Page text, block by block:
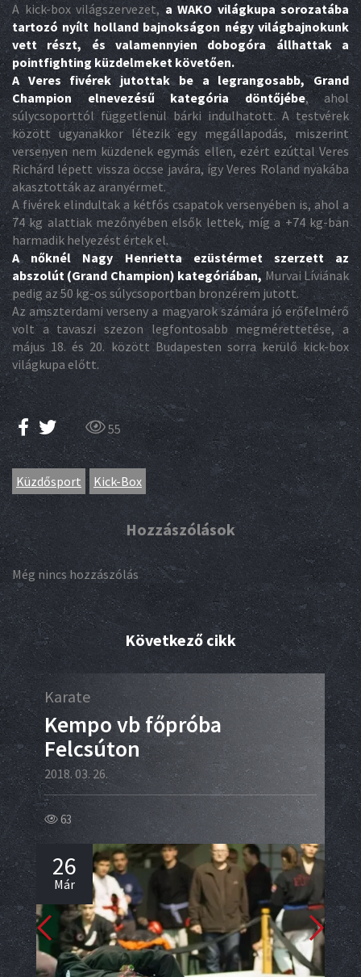
A kick-box világszervezet, a WAKO világkupa sorozatába
tartozó nyílt holland bajnokságon négy világbajnokunk
vett részt, és valamennyien dobogóra állhattak a
pointfighting küzdelmeket követően.
A Veres fivérek jutottak be a legrangosabb, Grand
Champion elnevezésű kategória döntőjébe, ahol
súlycsoporttól függetlenül bárki indulhatott. A testvérek
között ugyanakkor létezik egy megállapodás, miszerint
versenyen nem küzdenek egymás ellen, ezért ezúttal Veres
Richárd lépett vissza öccse javára, így Veres Roland nyakába
akasztották az aranyérmet.
A fivérek elindultak a kétfős csapatok versenyében is, ahol a
74 kg alattiak mezőnyében elsők lettek, míg a +74 kg-ban
harmadik helyezést értek el.
A nőknél Nagy Henrietta ezüstérmet szerzett az
abszolút (Grand Champion) kategóriában, Murvai Líviának
pedig az 50 kg-os súlycsoportban bronzérem jutott.
Az amszterdami verseny a magyarok számára jó erőfelmérő
volt a tavaszi szezon legfontosabb megmérettetése, a
május 18. és 20. között Budapesten sorra kerülő kick-box
világkupa előtt.
55
Küzdősport Kick-Box
Hozzászólások
Még nincs hozzászólás
Következő cikk
Karate
Kempo vb főpróba
Felcsúton
2018. 03. 26.
63
26
Már